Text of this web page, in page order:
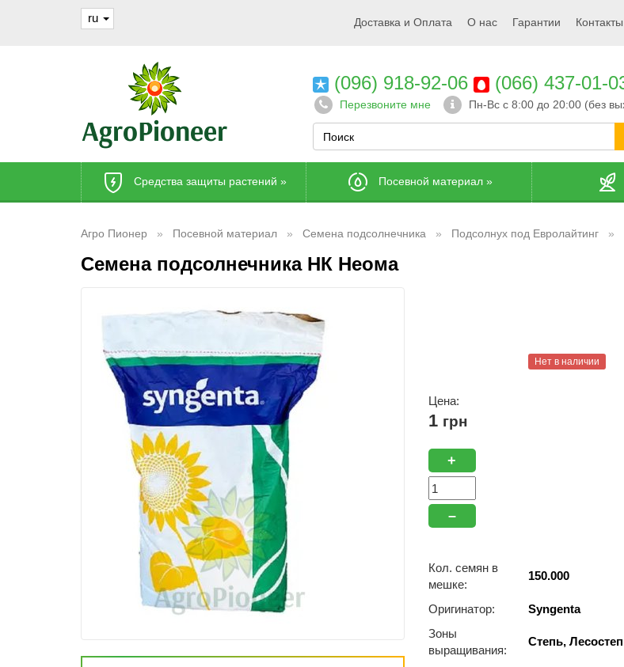
ru Доставка и Оплата О нас Гарантии Контакты
(096) 918-92-06 (066) 437-01-
Перезвоните мне Пн-Вс с 8:00 до 20:00 (без
Средства защиты растений » Посевной материал »
Агро Пионер Посевной материал Семена подсолнечника Подсолнух под Евролайтинг
Семена подсолнечника НК Неома
Нет в наличии
Цена:
1 грн
+
–
Кол. семян в
мешке:
150.000
Оригинатор:
Syngenta
Зоны
выращивания:
Степь,